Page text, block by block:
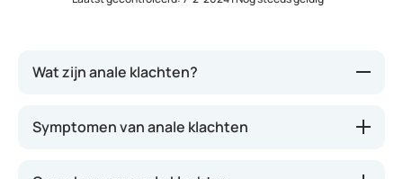
Wat zijn anale klachten?
klachten bij en rondom de anus. De oorzaak of
Symptomen van anale klachten